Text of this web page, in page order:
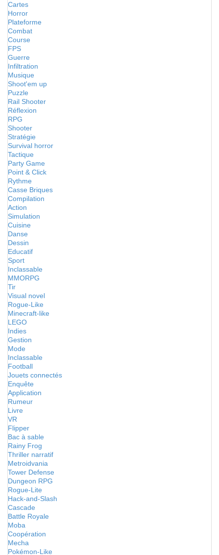
Cartes
Horror
Plateforme
Combat
Course
FPS
Guerre
Infiltration
Musique
Shoot'em up
Puzzle
Rail Shooter
Réflexion
RPG
Shooter
Stratégie
Survival horror
Tactique
Party Game
Point & Click
Rythme
Casse Briques
Compilation
Action
Simulation
Cuisine
Danse
Dessin
Educatif
Sport
Inclassable
MMORPG
Tir
Visual novel
Rogue-Like
Minecraft-like
LEGO
Indies
Gestion
Mode
Inclassable
Football
Jouets connectés
Enquête
Application
Rumeur
Livre
VR
Flipper
Bac à sable
Rainy Frog
Thriller narratif
Metroidvania
Tower Defense
Dungeon RPG
Rogue-Lite
Hack-and-Slash
Cascade
Battle Royale
Moba
Coopération
Mecha
Pokémon-Like